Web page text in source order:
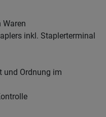
Waren
inkl. Staplerterminal
und Ordnung im